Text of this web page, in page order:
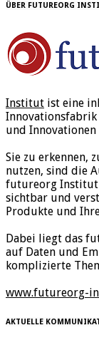
ÜBER FUTUREORG
Institut ist eine
Innovationsfabrik
und Innovationen
Sie zu erkennen,
nutzen, sind die
futureorg Institut
sichtbar und
Produkte und
Dabei liegt das
auf Daten und
komplizierte
www.futureorg-
AKTUELLE